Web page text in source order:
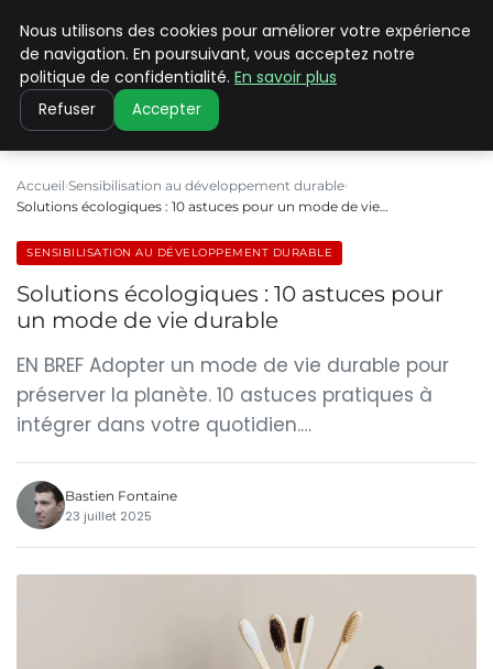
CLIMATE C ADVANCED
Accueil Sensibilisation au développement durable
Solutions écologiques : 10 astuces pour un mode de vie…
SENSIBILISATION AU DÉVELOPPEMENT DURABLE
Solutions écologiques : 10 astuces pour
un mode de vie durable
EN BREF Adopter un mode de vie durable pour
préserver la planète. 10 astuces pratiques à
intégrer dans votre quotidien.…
Bastien Fontaine
23 juillet 2025
Nous utilisons des cookies pour améliorer votre expérience
de navigation. En poursuivant, vous acceptez notre
politique de confidentialité. En savoir plus
Refuser Accepter